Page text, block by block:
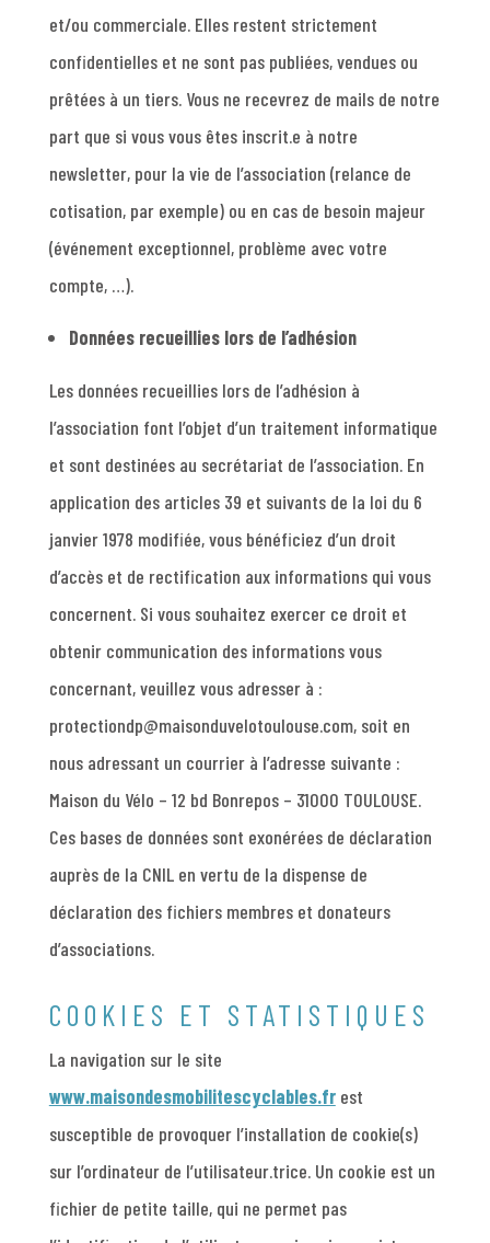
et/ou commerciale. Elles restent strictement
confidentielles et ne sont pas publiées, vendues ou
prêtées à un tiers. Vous ne recevrez de mails de notre
part que si vous vous êtes inscrit.e à notre
newsletter, pour la vie de l’association (relance de
cotisation, par exemple) ou en cas de besoin majeur
(événement exceptionnel, problème avec votre
compte, …).
Données recueillies lors de l’adhésion
Les données recueillies lors de l’adhésion à
l’association font l’objet d’un traitement informatique
et sont destinées au secrétariat de l’association. En
application des articles 39 et suivants de la loi du 6
janvier 1978 modifiée, vous bénéficiez d’un droit
d’accès et de rectification aux informations qui vous
concernent. Si vous souhaitez exercer ce droit et
obtenir communication des informations vous
concernant, veuillez vous adresser à :
protectiondp@maisonduvelotoulouse.com, soit en
nous adressant un courrier à l’adresse suivante :
Maison du Vélo – 12 bd Bonrepos – 31000 TOULOUSE.
Ces bases de données sont exonérées de déclaration
auprès de la CNIL en vertu de la dispense de
déclaration des fichiers membres et donateurs
d’associations.
COOKIES ET STATISTIQUES
La navigation sur le site
www.maisondesmobilitescyclables.frest
susceptible de provoquer l’installation de cookie(s)
sur l’ordinateur de l’utilisateur.trice. Un cookie est un
fichier de petite taille, qui ne permet pas